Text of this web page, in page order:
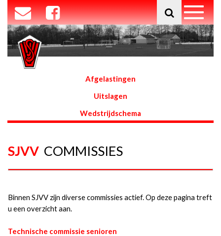
Afgelastingen
Uitslagen
Wedstrijdschema
SJVV COMMISSIES
Binnen SJVV zijn diverse commissies actief. Op deze pagina treft
u een overzicht aan.
Technische commissie senioren